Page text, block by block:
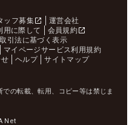
ッフ募集
運営会社
用に際して
会員規約
引法に基づく表示
マイページサービス利用規約
ヘルプ サイトマップ
の転載、転用、コピー等は禁じま
Net